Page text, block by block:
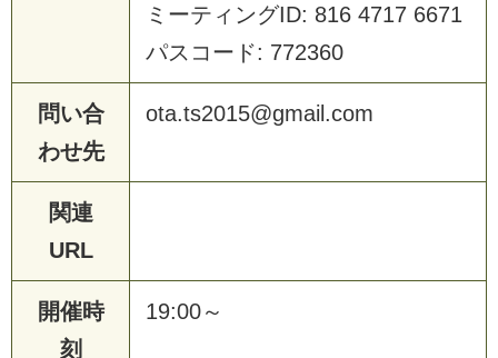
ミ ーテ ィ ングID: 816 4717 6671
パス コ ー ド: 772360
問い合
わせ先
ota.ts2015@gmai .com
関連
URL
開催時
刻
19:00～